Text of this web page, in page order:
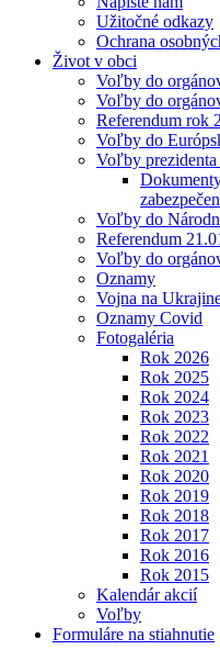
Užitočné odkazy
Ochrana
Život v obci
Voľby do
Voľby do
Referendum rok
Voľby do
Voľby prezidenta
Voľby do
Referendum
Voľby do
Oznamy
Vojna na
Oznamy Covid
Fotogaléria
Rok 2026
Rok 2025
Rok 2024
Rok 2023
Rok 2022
Rok 2021
Rok 2020
Rok 2019
Rok 2018
Rok 2017
Rok 2016
Rok 2015
Kalendár akcií
Voľby
Formuláre na stiahnutie